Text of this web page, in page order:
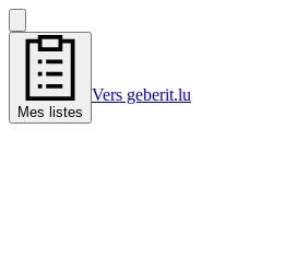
Mes listes
Vers geberit.lu